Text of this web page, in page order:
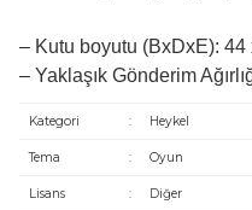
– Kutu boyutu (BxDxE): 44
– Yaklaşık Gönderim
Kategori : Heykel
Tema : Oyun
Lisans : Diğer